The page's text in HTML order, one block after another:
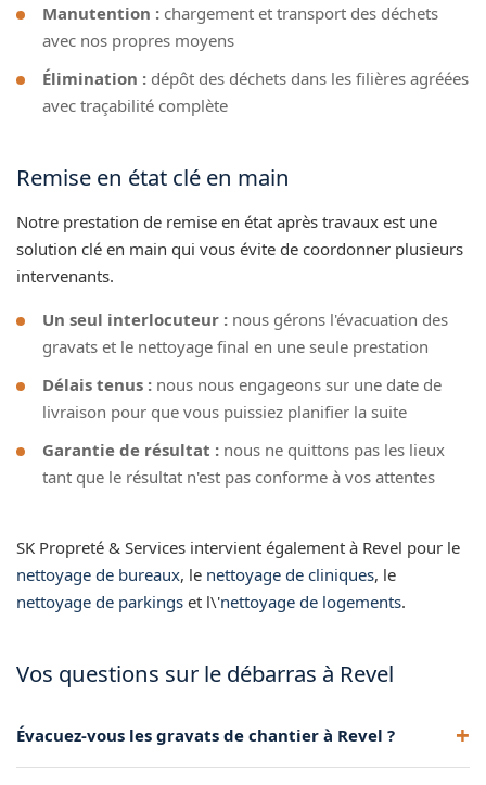
Manutention : chargement et transport des déchets
avec nos propres moyens
Élimination : dépôt des déchets dans les filières agréées
avec traçabilité complète
Remise en état clé en main
Notre prestation de remise en état après travaux est une
solution clé en main qui vous évite de coordonner plusieurs
intervenants.
Un seul interlocuteur : nous gérons l'évacuation des
gravats et le nettoyage final en une seule prestation
Délais tenus : nous nous engageons sur une date de
livraison pour que vous puissiez planifier la suite
Garantie de résultat : nous ne quittons pas les lieux
tant que le résultat n'est pas conforme à vos attentes
SK Propreté & Services intervient également à Revel pour le
nettoyage de bureaux, le nettoyage de cliniques, le
nettoyage de parkings et l\'nettoyage de logements.
Vos questions sur le débarras à Revel
Évacuez-vous les gravats de chantier à Revel ?